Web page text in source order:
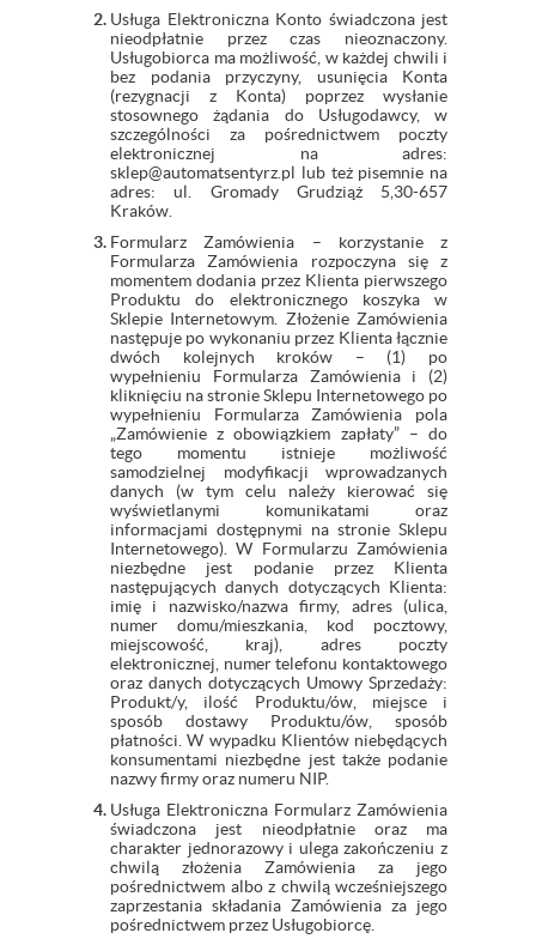
Usługa Elektroniczna Konto świadczona jest
nieodpłatnie przez czas nieoznaczony.
Usługobiorca ma możliwość, w każdej chwili i
bez podania przyczyny, usunięcia Konta
(rezygnacji z Konta) poprzez wysłanie
stosownego żądania do Usługodawcy, w
szczególności za pośrednictwem poczty
elektronicznej na adres:
sklep@automatsentyrz.pl lub też pisemnie na
adres: ul. Gromady Grudziąż 5,30-657
Kraków.
Formularz Zamówienia – korzystanie z
Formularza Zamówienia rozpoczyna się z
momentem dodania przez Klienta pierwszego
Produktu do elektronicznego koszyka w
Sklepie Internetowym. Złożenie Zamówienia
następuje po wykonaniu przez Klienta łącznie
dwóch kolejnych kroków – (1) po
wypełnieniu Formularza Zamówienia i (2)
kliknięciu na stronie Sklepu Internetowego po
wypełnieniu Formularza Zamówienia pola
„Zamówienie z obowiązkiem zapłaty” – do
tego momentu istnieje możliwość
samodzielnej modyfikacji wprowadzanych
danych (w tym celu należy kierować się
wyświetlanymi komunikatami oraz
informacjami dostępnymi na stronie Sklepu
Internetowego). W Formularzu Zamówienia
niezbędne jest podanie przez Klienta
następujących danych dotyczących Klienta:
imię i nazwisko/nazwa firmy, adres (ulica,
numer domu/mieszkania, kod pocztowy,
miejscowość, kraj), adres poczty
elektronicznej, numer telefonu kontaktowego
oraz danych dotyczących Umowy Sprzedaży:
Produkt/y, ilość Produktu/ów, miejsce i
sposób dostawy Produktu/ów, sposób
płatności. W wypadku Klientów niebędących
konsumentami niezbędne jest także podanie
nazwy firmy oraz numeru NIP.
Usługa Elektroniczna Formularz Zamówienia
świadczona jest nieodpłatnie oraz ma
charakter jednorazowy i ulega zakończeniu z
chwilą złożenia Zamówienia za jego
pośrednictwem albo z chwilą wcześniejszego
zaprzestania składania Zamówienia za jego
pośrednictwem przez Usługobiorcę.